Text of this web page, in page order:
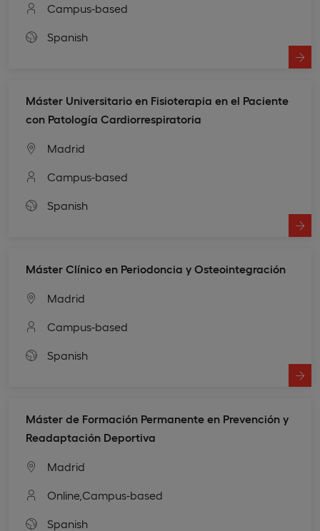
Campus-based
Spanish
Máster Universitario en Fisioterapia en el Paciente
con Patología Cardiorrespiratoria
Madrid
Campus-based
Spanish
Máster Clínico en Periodoncia y Osteointegración
Madrid
Campus-based
Spanish
Máster de Formación Permanente en Prevención y
Readaptación Deportiva
Madrid
Online, Campus-based
Spanish